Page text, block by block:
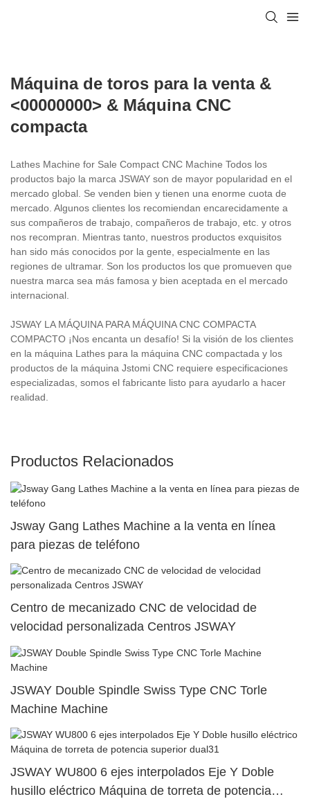
Máquina de toros para la venta &
<00000000> & Máquina CNC
compacta
Lathes Machine for Sale Compact CNC Machine Todos los
productos bajo la marca JSWAY son de mayor popularidad en el
mercado global. Se venden bien y tienen una enorme cuota de
mercado. Algunos clientes los recomiendan encarecidamente a
sus compañeros de trabajo, compañeros de trabajo, etc. y otros
nos recompran. Mientras tanto, nuestros productos exquisitos
han sido más conocidos por la gente, especialmente en las
regiones de ultramar. Son los productos los que promueven que
nuestra marca sea más famosa y bien aceptada en el mercado
internacional.
JSWAY LA MÁQUINA PARA MÁQUINA CNC COMPACTA
COMPACTO ¡Nos encanta un desafío! Si la visión de los clientes
en la máquina Lathes para la máquina CNC compactada y los
productos de la máquina Jstomi CNC requiere especificaciones
especializadas, somos el fabricante listo para ayudarlo a hacer
realidad.
Productos Relacionados
Jsway Gang Lathes Machine a la venta en línea
para piezas de teléfono
Centro de mecanizado CNC de velocidad de
velocidad personalizada Centros JSWAY
JSWAY Double Spindle Swiss Type CNC Torle
Machine Machine
JSWAY WU800 6 ejes interpolados Eje Y Doble
husillo eléctrico Máquina de torreta de potencia